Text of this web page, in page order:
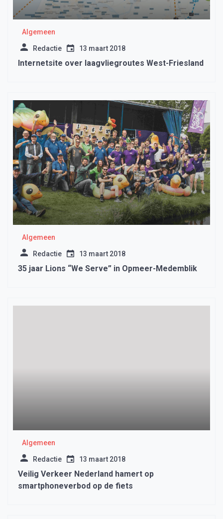
Algemeen
Redactie 13 maart 2018
Internetsite over laagvliegroutes West-Friesland
Algemeen
Redactie 13 maart 2018
35 jaar Lions “We Serve” in Opmeer-Medemblik
Algemeen
Redactie 13 maart 2018
Veilig Verkeer Nederland hamert op
smartphoneverbod op de fiets